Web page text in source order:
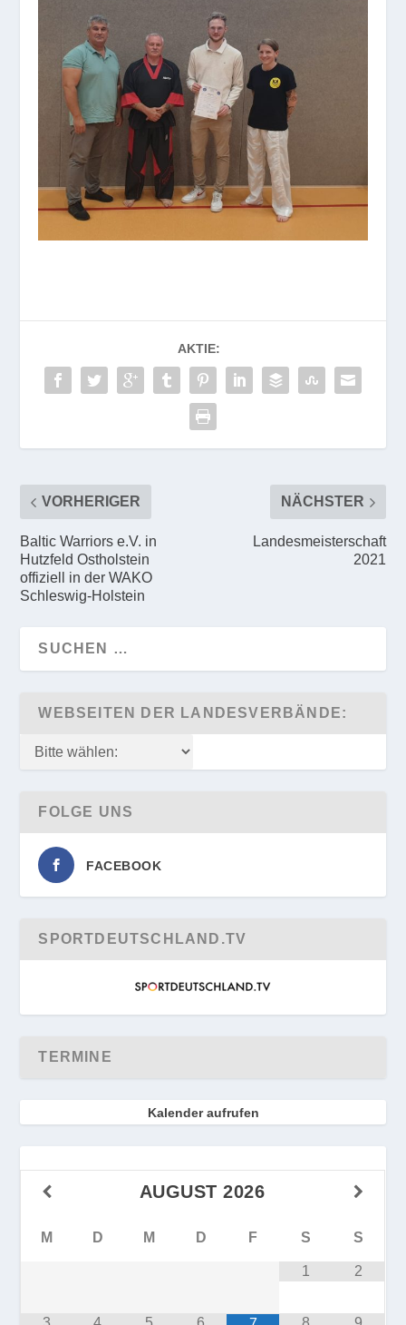
AKTIE:
VORHERIGER
Baltic Warriors e.V. in
Hutzfeld Ostholstein
offiziell in der WAKO
Schleswig-Holstein
NÄCHSTER
Landesmeisterschaft
2021
WEBSEITEN DER LANDESVERBÄNDE:
FOLGE UNS
FACEBOOK
SPORTDEUTSCHLAND.TV
TERMINE
Kalender aufrufen
AUGUST 2026
M D M D F S S
1 2